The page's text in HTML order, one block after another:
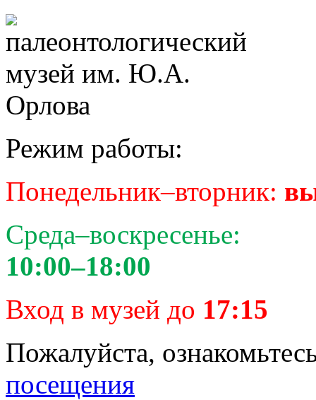
Режим работы:
Понедельник–вторник:
Среда–воскресенье:
10:00–18:00
Вход в музей до 17:15
Пожалуйста,
посещения